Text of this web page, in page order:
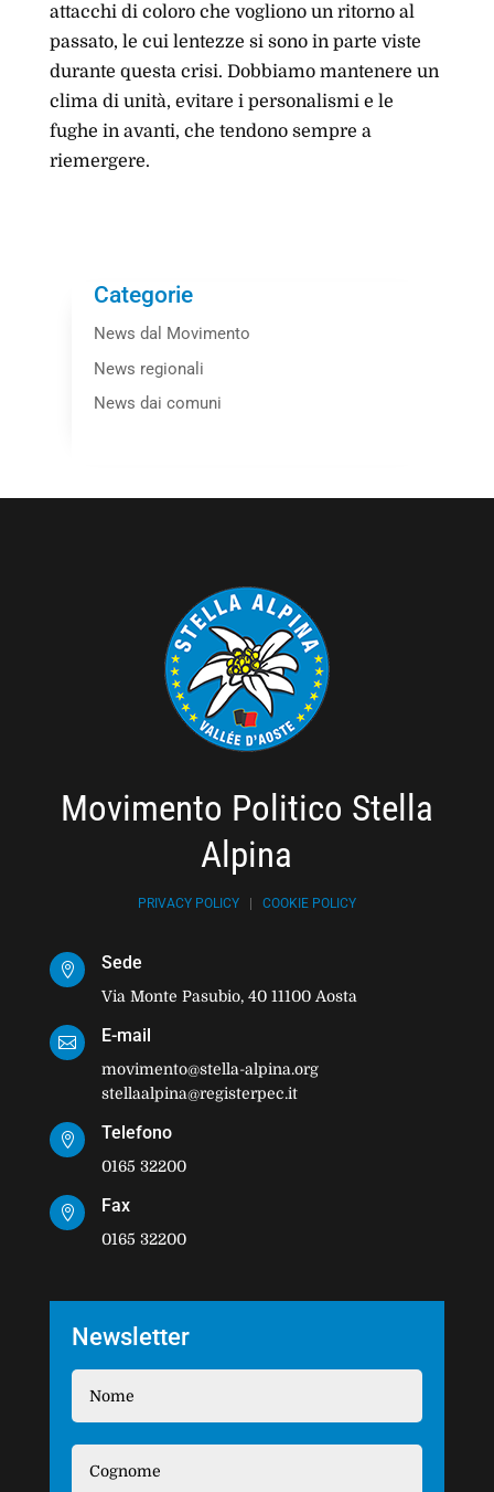
attacchi di coloro che vogliono un ritorno al
passato, le cui lentezze si sono in parte viste
durante questa crisi. Dobbiamo mantenere un
clima di unità, evitare i personalismi e le
fughe in avanti, che tendono sempre a
riemergere.
Categorie
News dal Movimento
News regionali
News dai comuni
Movimento Politico Stella
Alpina
PRIVACY POLICY| COOKIE POLICY
 Sede
Via Monte Pasubio, 40 11100 Aosta
 E-mail
movimento@stella-alpina.org
stellaalpina@registerpec.it
 Telefono
0165 32200
 Fax
0165 32200
Newsletter